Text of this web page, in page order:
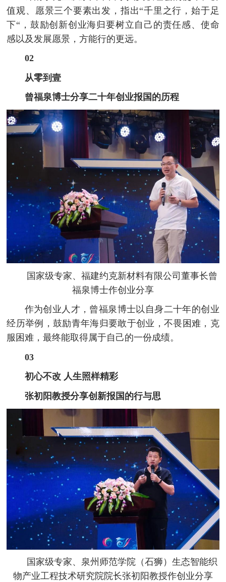
值观、愿景三个要素出发，指出“千里之行，始于足
下“，鼓励创新创业海归要树立自己的责任感、使命
感以及发展愿景，方能行的更远。
02
从零到壹
曾福泉博士分享二十年创业报国的历程
国家级专家、福建约克新材料有限公司董事长曾
福泉博士作创业分享
作为创业人才，曾福泉博士以自身二十年的创业
经历举例，鼓励青年海归要敢于创业，不畏困难，克
服困难，最终能取得属于自己的一份成绩。
03
初心不改 人生照样精彩
张初阳教授分享创新报国的行与思
国家级专家、泉州师范学院（石狮）生态智能织
物产业工程技术研究院院长张初阳教授作创业分享